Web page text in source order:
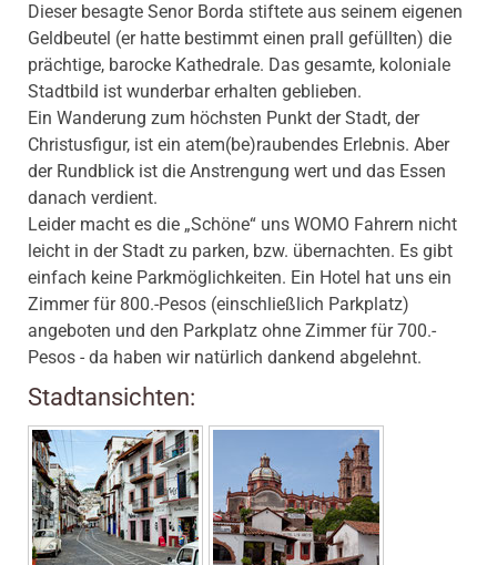
Dieser besagte Senor Borda stiftete aus seinem eigenen
Geldbeutel (er hatte bestimmt einen prall gefüllten) die
prächtige, barocke Kathedrale. Das gesamte, koloniale
Stadtbild ist wunderbar erhalten geblieben.
Ein Wanderung zum höchsten Punkt der Stadt, der
Christusfigur, ist ein atem(be)raubendes Erlebnis. Aber
der Rundblick ist die Anstrengung wert und das Essen
danach verdient.
Leider macht es die „Schöne“ uns WOMO Fahrern nicht
leicht in der Stadt zu parken, bzw. übernachten. Es gibt
einfach keine Parkmöglichkeiten. Ein Hotel hat uns ein
Zimmer für 800.-Pesos (einschließlich Parkplatz)
angeboten und den Parkplatz ohne Zimmer für 700.-
Pesos - da haben wir natürlich dankend abgelehnt.
Stadtansichten: